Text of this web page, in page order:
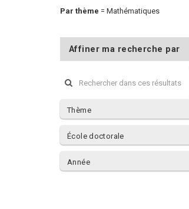
Par thème = Mathématiques
Affiner ma recherche par
Thème
École doctorale
Année